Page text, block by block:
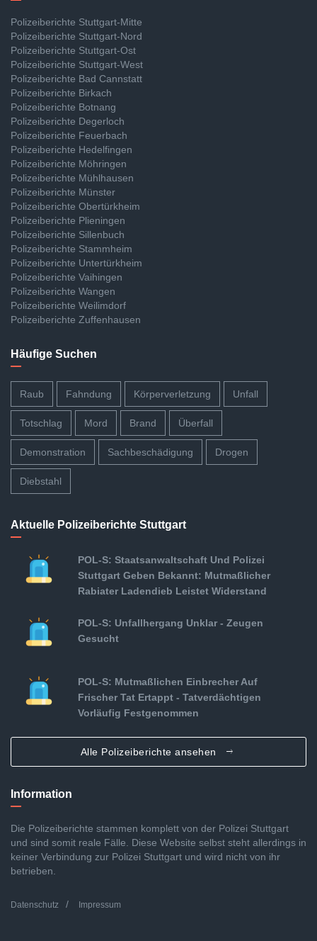
Polizeiberichte Stuttgart-Mitte
Polizeiberichte Stuttgart-Nord
Polizeiberichte Stuttgart-Ost
Polizeiberichte Stuttgart-West
Polizeiberichte Bad Cannstatt
Polizeiberichte Birkach
Polizeiberichte Botnang
Polizeiberichte Degerloch
Polizeiberichte Feuerbach
Polizeiberichte Hedelfingen
Polizeiberichte Möhringen
Polizeiberichte Mühlhausen
Polizeiberichte Münster
Polizeiberichte Obertürkheim
Polizeiberichte Plieningen
Polizeiberichte Sillenbuch
Polizeiberichte Stammheim
Polizeiberichte Untertürkheim
Polizeiberichte Vaihingen
Polizeiberichte Wangen
Polizeiberichte Weilimdorf
Polizeiberichte Zuffenhausen
Häufige Suchen
Raub Fahndung Körperverletzung Unfall
Totschlag Mord Brand Überfall
Demonstration Sachbeschädigung Drogen
Diebstahl
Aktuelle Polizeiberichte Stuttgart
POL-S: Staatsanwaltschaft Und Polizei
Stuttgart Geben Bekannt: Mutmaßlicher
Rabiater Ladendieb Leistet Widerstand
POL-S: Unfallhergang Unklar - Zeugen
Gesucht
POL-S: Mutmaßlichen Einbrecher Auf
Frischer Tat Ertappt - Tatverdächtigen
Vorläufig Festgenommen
Alle Polizeiberichte ansehen
Information
Die Polizeiberichte stammen komplett von der Polizei Stuttgart
und sind somit reale Fälle. Diese Website selbst steht allerdings in
keiner Verbindung zur Polizei Stuttgart und wird nicht von ihr
betrieben.
Datenschutz Impressum